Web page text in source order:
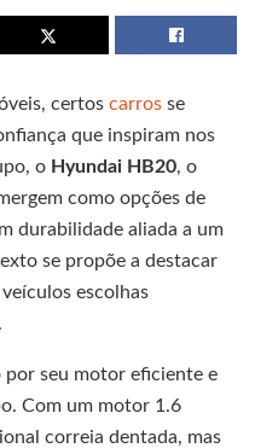
certos carros se
que inspiram nos
o Hyundai HB20, o
como opções de
durabilidade aliada a um
se propõe a destacar
escolhas
seu motor eficiente e
Com um motor 1.6
correia dentada, mas